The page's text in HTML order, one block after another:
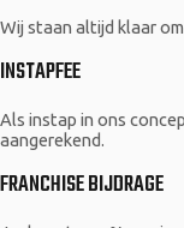
Wij staan altijd klaar
INSTAPFEE
Als instap in ons
aangerekend.
FRANCHISE BIJDRAGE